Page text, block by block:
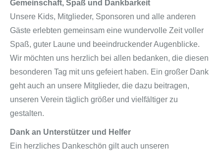
Gemeinschaft, Spaß und Dankbarkeit
Unsere Kids, Mitglieder, Sponsoren und alle anderen
Gäste erlebten gemeinsam eine wundervolle Zeit voller
Spaß, guter Laune und beeindruckender Augenblicke.
Wir möchten uns herzlich bei allen bedanken, die diesen
besonderen Tag mit uns gefeiert haben. Ein großer Dank
geht auch an unsere Mitglieder, die dazu beitragen,
unseren Verein täglich größer und vielfältiger zu
gestalten.
Dank an Unterstützer und Helfer
Ein herzliches Dankeschön gilt auch unseren